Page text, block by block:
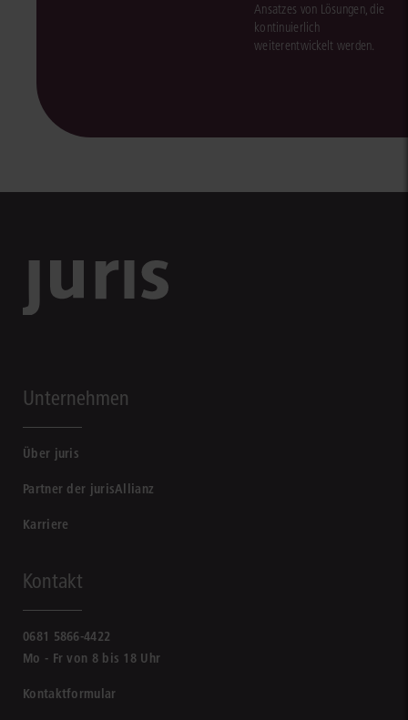
Ansatzes von Lösungen, die
kontinuierlich
weiterentwickelt werden.
Unternehmen
Über juris
Partner der jurisAllianz
Karriere
Kontakt
0681 5866-4422
Mo - Fr von 8 bis 18 Uhr
Kontaktformular